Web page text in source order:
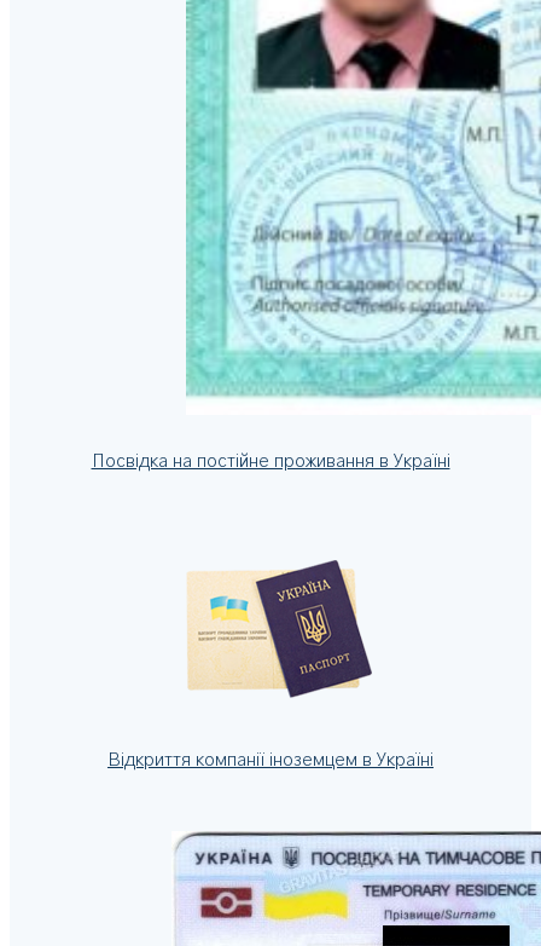
Посвідка на постійне проживання в Україні
Відкриття компанії іноземцем в Україні